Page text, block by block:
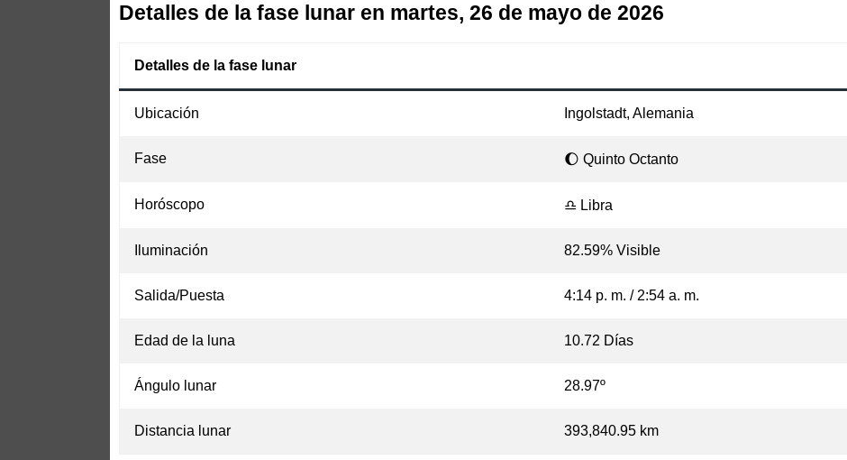
Detalles de la fase lunar en martes, 26 de mayo de 2026
Detalles de la fase lunar
Ubicación Ingolstadt, Alemania
Fase 🌔 Quinto Octanto
Horóscopo ♎ Libra
Iluminación 82.59% Visible
Salida/Puesta 4:14 p. m. / 2:54 a. m.
Edad de la luna 10.72 Días
Ángulo lunar 28.97º
Distancia lunar 393,840.95 km